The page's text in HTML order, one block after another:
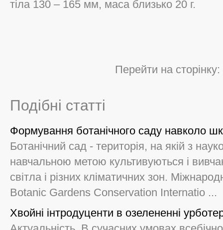
тіла 130 – 165 мм, маса близько 20 г.
Перейти на сторінку:
Подібні статті
Формування ботанічного саду навколо
Ботанічний сад - територія, на якій з
навчальною метою культивуються і
світла і різних кліматичних зон.
Botanіc Gardens Conservatіon Іnternatіo ...
Хвойні інтродуценти в озелененні